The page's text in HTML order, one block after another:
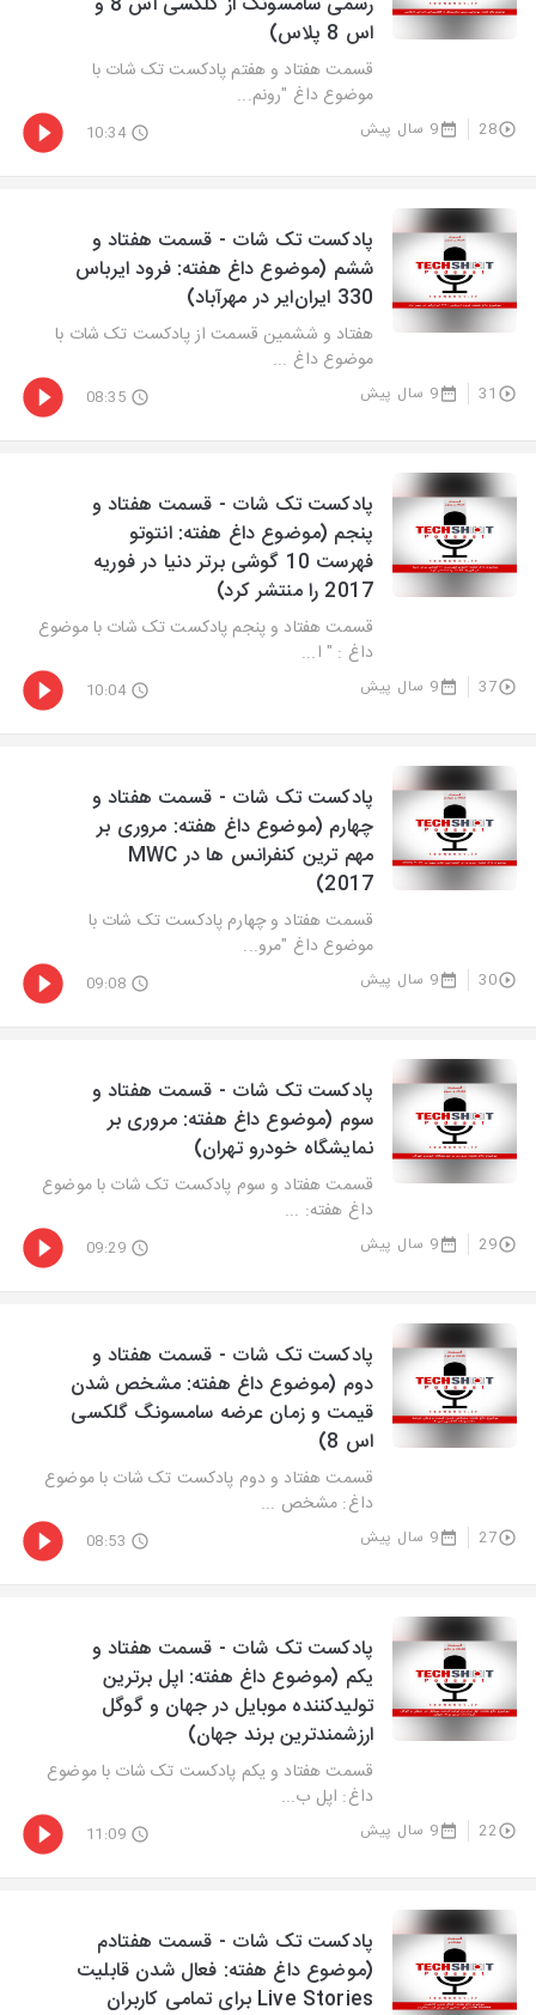
اس 8 پلاس)
قسمت هفتاد و هفتم پادکست تک شات با
موضوع داغ "رونم...
28 9 سال پیش 10:34
پادکست تک شات - قسمت هفتاد و
ششم (موضوع داغ هفته: فرود ایرباس
330 ایران‌ایر در مهرآباد)
هفتاد و ششمین قسمت از پادکست تک شات با
موضوع داغ ...
31 9 سال پیش 08:35
پادکست تک شات - قسمت هفتاد و
پنجم (موضوع داغ هفته: انتوتو
فهرست 10 گوشی برتر دنیا در فوریه
2017 را منتشر کرد)
قسمت هفتاد و پنجم پادکست تک شات با موضوع
داغ : " ا...
37 9 سال پیش 10:04
پادکست تک شات - قسمت هفتاد و
چهارم (موضوع داغ هفته: مروری بر
مهم ترین کنفرانس ها در MWC
2017)
قسمت هفتاد و چهارم پادکست تک شات با
موضوع داغ "مرو...
30 9 سال پیش 09:08
پادکست تک شات - قسمت هفتاد و
سوم (موضوع داغ هفته: مروری بر
نمایشگاه خودرو تهران)
قسمت هفتاد و سوم پادکست تک شات با موضوع
داغ هفته: ...
29 9 سال پیش 09:29
پادکست تک شات - قسمت هفتاد و
دوم (موضوع داغ هفته: مشخص شدن
قیمت و زمان عرضه سامسونگ گلکسی
اس 8)
قسمت هفتاد و دوم پادکست تک شات با موضوع
داغ: مشخص ...
27 9 سال پیش 08:53
پادکست تک شات - قسمت هفتاد و
یکم (موضوع داغ هفته: اپل برترین
تولیدکننده موبایل در جهان و گوگل
ارزشمندترین برند جهان)
قسمت هفتاد و یکم پادکست تک شات با موضوع
داغ: اپل ب...
22 9 سال پیش 11:09
پادکست تک شات - قسمت هفتادم
(موضوع داغ هفته: فعال شدن قابلیت
Live Stories برای تمامی کاربران